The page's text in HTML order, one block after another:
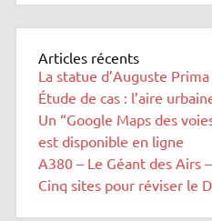
Articles récents
La statue d’Auguste
Étude de cas : l’aire
Un “Google Maps des
est disponible en ligne
A380 – Le Géant des Airs
Cinq sites pour réviser le